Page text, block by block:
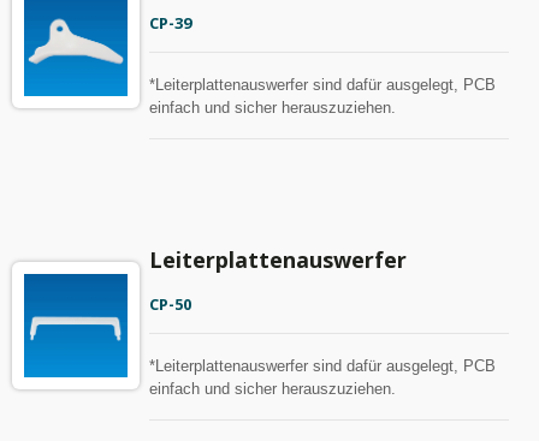
CP-39
*Leiterplattenauswerfer sind dafür ausgelegt, PCB
einfach und sicher herauszuziehen.
Leiterplattenauswerfer
CP-50
*Leiterplattenauswerfer sind dafür ausgelegt, PCB
einfach und sicher herauszuziehen.